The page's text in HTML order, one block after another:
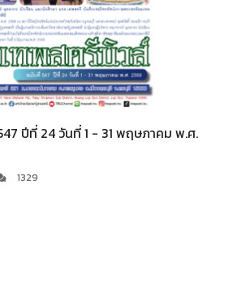
ปีที่ 24 วันที่ 1 - 31 พฤษภาคม พ.ศ.
1329